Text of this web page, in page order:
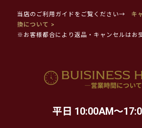
当店のご利用ガイドをご覧ください→
キ
換について >
※お客様都合により返品・キャンセルはお
平日 10:00AM～